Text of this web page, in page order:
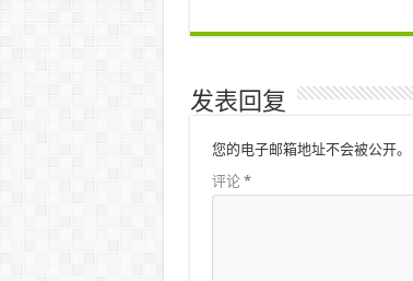
发表回复
您的电子邮箱地址不会被公开。
评论 *